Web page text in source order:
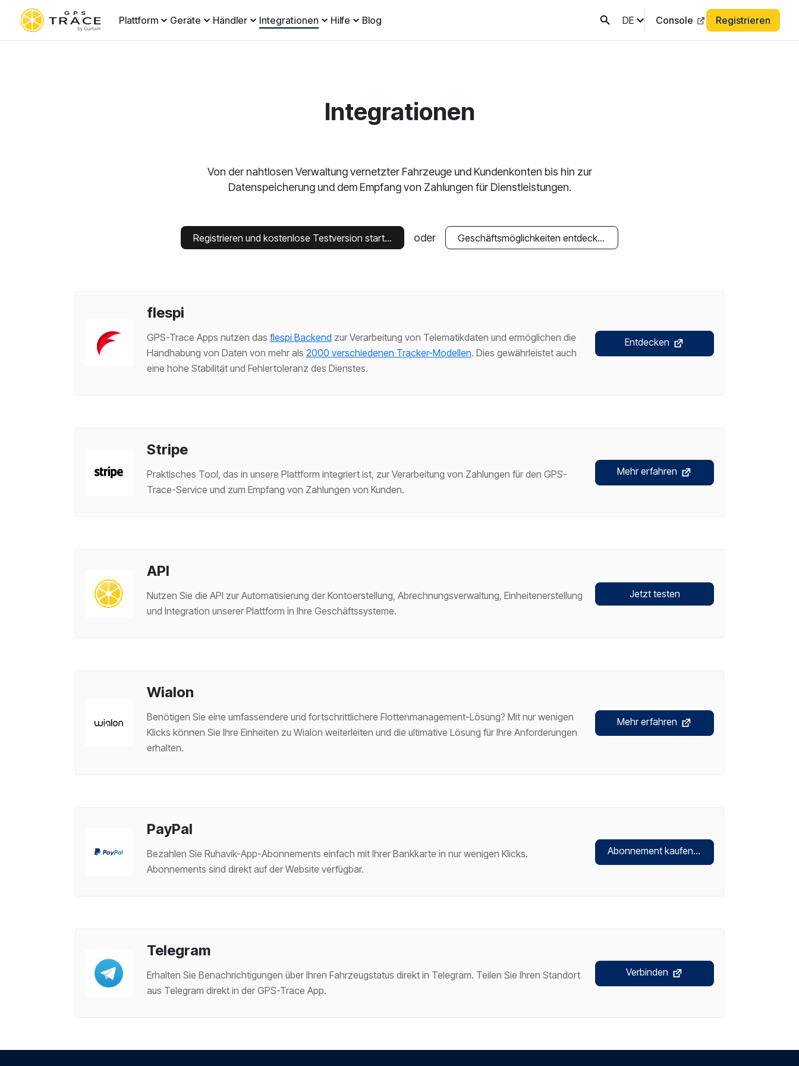
Plattform Geräte Händler Integrationen Hilfe Blog DE Console Registrieren
Integrationen
Von der nahtlosen Verwaltung vernetzter Fahrzeuge und Kundenkonten bis hin zur
Datenspeicherung und dem Empfang von Zahlungen für Dienstleistungen.
Registrieren und kostenlose Testversion starten oder Geschäftsmöglichkeiten entdecken
flespi
GPS-Trace Apps nutzen das flespi Backend zur Verarbeitung von Telematikdaten und ermöglichen die
Handhabung von Daten von mehr als 2000 verschiedenen Tracker-Modellen. Dies gewährleistet auch
eine hohe Stabilität und Fehlertoleranz des Dienstes.
Entdecken
Stripe
Praktisches Tool, das in unsere Plattform integriert ist, zur Verarbeitung von Zahlungen für den GPS-
Trace-Service und zum Empfang von Zahlungen von Kunden.
Mehr erfahren
API
Nutzen Sie die API zur Automatisierung der Kontoerstellung, Abrechnungsverwaltung, Einheitenerstellung
und Integration unserer Plattform in Ihre Geschäftssysteme.
Jetzt testen
Wialon
Benötigen Sie eine umfassendere und fortschrittlichere Flottenmanagement-Lösung? Mit nur wenigen
Klicks können Sie Ihre Einheiten zu Wialon weiterleiten und die ultimative Lösung für Ihre Anforderungen
erhalten.
Mehr erfahren
PayPal
Bezahlen Sie Ruhavik-App-Abonnements einfach mit Ihrer Bankkarte in nur wenigen Klicks.
Abonnements sind direkt auf der Website verfügbar.
Abonnement kaufen
Telegram
Erhalten Sie Benachrichtigungen über Ihren Fahrzeugstatus direkt in Telegram. Teilen Sie Ihren Standort
aus Telegram direkt in der GPS-Trace App.
Verbinden